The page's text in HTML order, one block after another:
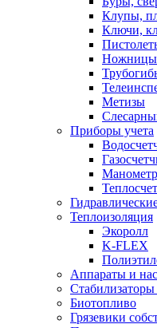
Клупы,
Ключи,
Ножницы
Метизы
Приборы учета
Теплоизоляция
Экоролл
K-FLEX
Аппараты и
Биотопливо
Грязевики